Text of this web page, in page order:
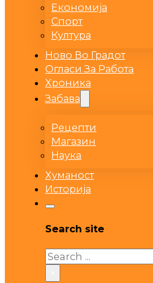
Економија
Спорт
Култура
Ново Во Градот
Огласи За Работа
Хроника
Забава
Рецепти
Магазин
Наука
Хуманост
Историја
Search site
Search